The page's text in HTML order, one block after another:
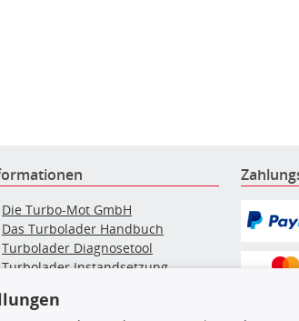
Die Turbo-Mot GmbH
Das Turbolader Handbuch
Turbolader Diagnosetool
Turbolader Instandsetzung
Blog: Werkstattinformationen